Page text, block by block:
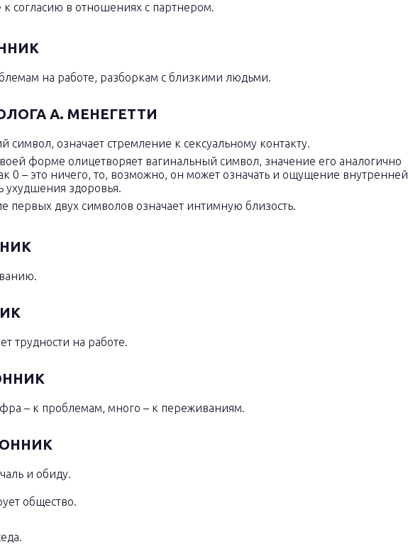
к согласию в отношениях с партнером.
на работе, разборкам с близкими людьми.
А. МЕНЕГЕТТИ
символ, означает стремление к сексуальному контакту.
форме олицетворяет вагинальный символ, значение его аналогично
0 – это ничего, то, возможно, он может означать и ощущение внутренней
ухудшения здоровья.
первых двух символов означает интимную близость.
трудности на работе.
– к проблемам, много – к переживаниям.
и обиду.
общество.